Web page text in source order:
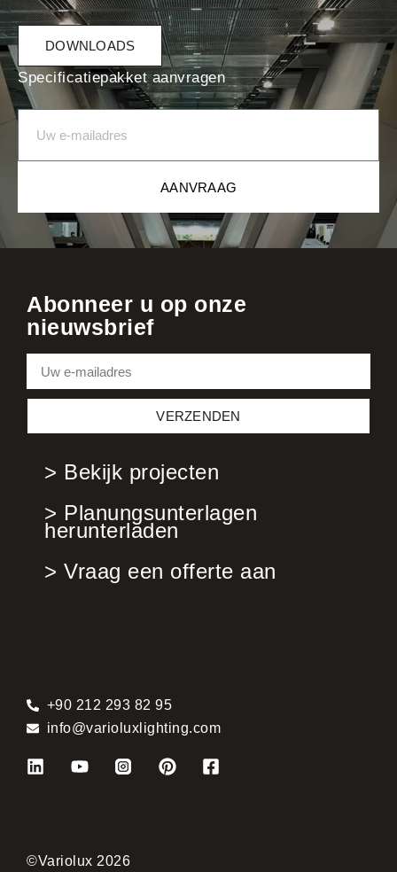
DOWNLOADS
Specificatiepakket aanvragen
AANVRAAG
Abonneer u op onze
nieuwsbrief
VERZENDEN
> Bekijk projecten
> Planungsunterlagen
herunterladen
> Vraag een offerte aan
+90 212 293 82 95
info@varioluxlighting.com
©Variolux 2026